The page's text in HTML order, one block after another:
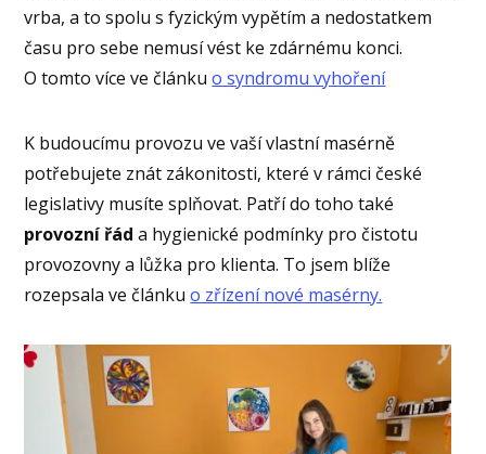
vrba, a to spolu s fyzickým vypětím a nedostatkem
času pro sebe nemusí vést ke zdárnému konci.
O tomto více ve článkuo syndromu vyhoření
K budoucímu provozu ve vaší vlastní masérně
potřebujete znát zákonitosti, které v rámci české
legislativy musíte splňovat. Patří do toho také
provozní řád a hygienické podmínky pro čistotu
provozovny a lůžka pro klienta. To jsem blíže
rozepsala ve článkuo zřízení nové masérny.